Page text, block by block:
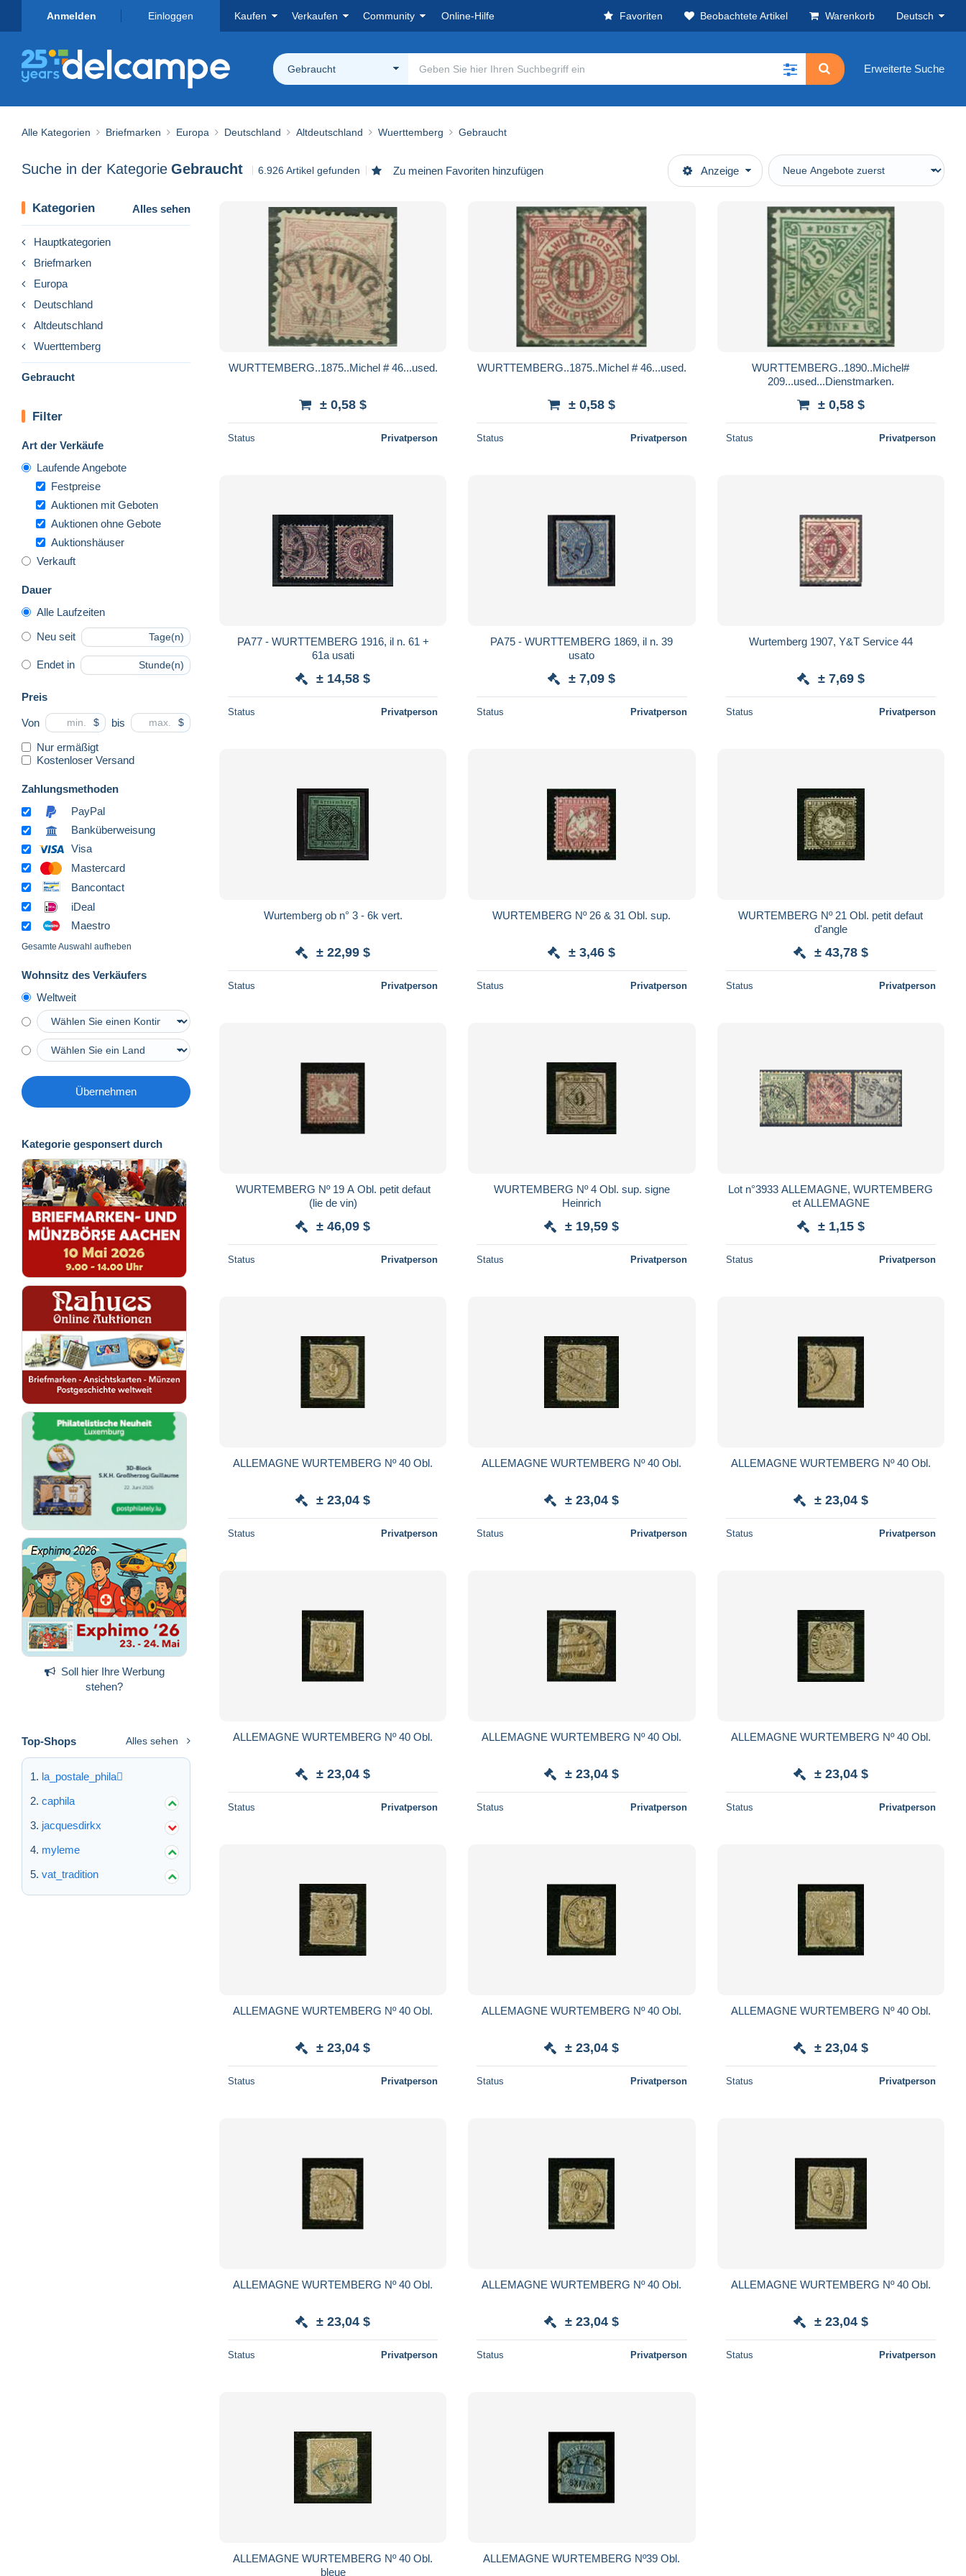
Anmelden Einloggen Kaufen Verkaufen Community Online-Hilfe Favoriten Beobachtete Artikel Warenkorb Deutsch
Gebraucht Erweiterte Suche
Alle Kategorien Briefmarken Europa Deutschland Altdeutschland Wuerttemberg Gebraucht
Suche in der Kategorie Gebraucht 6.926 Artikel gefunden Zu meinen Favoriten hinzufügen Anzeige
Kategorien Alles sehen
Hauptkategorien
Briefmarken
Europa
Deutschland
Altdeutschland
Wuerttemberg
Gebraucht
Filter
Art der Verkäufe
Laufende Angebote
Festpreise
Auktionen mit Geboten
Auktionen ohne Gebote
Auktionshäuser
Verkauft
Dauer
Alle Laufzeiten
Neu seit Tage(n)
Endet in Stunde(n)
Preis
Von $ bis $
Nur ermäßigt
Kostenloser Versand
Zahlungsmethoden
PayPal
Banküberweisung
Visa
Mastercard
Bancontact
iDeal
Maestro
Gesamte Auswahl aufheben
Wohnsitz des Verkäufers
Weltweit
Übernehmen
Kategorie gesponsert durch
Soll hier Ihre Werbung
stehen?
Top-Shops Alles sehen
la_postale_phila
caphila
jacquesdirkx
myleme
vat_tradition
WURTTEMBERG..1875..Michel # 46...used.
± 0,58 $
Status Privatperson
WURTTEMBERG..1875..Michel # 46...used.
± 0,58 $
Status Privatperson
WURTTEMBERG..1890..Michel#
209...used...Dienstmarken.
± 0,58 $
Status Privatperson
PA77 - WURTTEMBERG 1916, il n. 61 +
61a usati
± 14,58 $
Status Privatperson
PA75 - WURTTEMBERG 1869, il n. 39
usato
± 7,09 $
Status Privatperson
Wurtemberg 1907, Y&T Service 44
± 7,69 $
Status Privatperson
Wurtemberg ob n° 3 - 6k vert.
± 22,99 $
Status Privatperson
WURTEMBERG Nº 26 & 31 Obl. sup.
± 3,46 $
Status Privatperson
WURTEMBERG Nº 21 Obl. petit defaut
d'angle
± 43,78 $
Status Privatperson
WURTEMBERG Nº 19 A Obl. petit defaut
(lie de vin)
± 46,09 $
Status Privatperson
WURTEMBERG Nº 4 Obl. sup. signe
Heinrich
± 19,59 $
Status Privatperson
Lot n°3933 ALLEMAGNE, WURTEMBERG
et ALLEMAGNE
± 1,15 $
Status Privatperson
ALLEMAGNE WURTEMBERG Nº 40 Obl.
± 23,04 $
Status Privatperson
ALLEMAGNE WURTEMBERG Nº 40 Obl.
± 23,04 $
Status Privatperson
ALLEMAGNE WURTEMBERG Nº 40 Obl.
± 23,04 $
Status Privatperson
ALLEMAGNE WURTEMBERG Nº 40 Obl.
± 23,04 $
Status Privatperson
ALLEMAGNE WURTEMBERG Nº 40 Obl.
± 23,04 $
Status Privatperson
ALLEMAGNE WURTEMBERG Nº 40 Obl.
± 23,04 $
Status Privatperson
ALLEMAGNE WURTEMBERG Nº 40 Obl.
± 23,04 $
Status Privatperson
ALLEMAGNE WURTEMBERG Nº 40 Obl.
± 23,04 $
Status Privatperson
ALLEMAGNE WURTEMBERG Nº 40 Obl.
± 23,04 $
Status Privatperson
ALLEMAGNE WURTEMBERG Nº 40 Obl.
± 23,04 $
Status Privatperson
ALLEMAGNE WURTEMBERG Nº 40 Obl.
± 23,04 $
Status Privatperson
ALLEMAGNE WURTEMBERG Nº 40 Obl.
± 23,04 $
Status Privatperson
ALLEMAGNE WURTEMBERG Nº 40 Obl.
bleue
ALLEMAGNE WURTEMBERG Nº39 Obl.